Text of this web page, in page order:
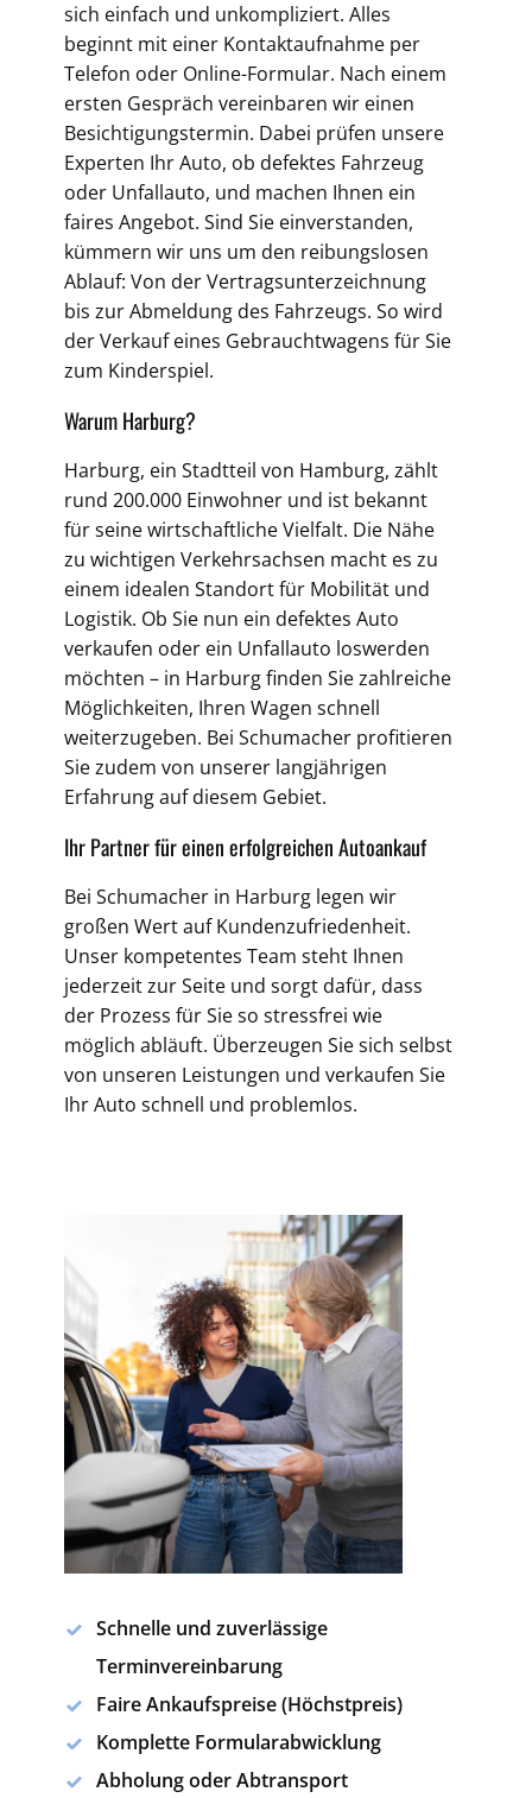
sich einfach und unkompliziert. Alles
beginnt mit einer Kontaktaufnahme per
Telefon oder Online-Formular. Nach einem
ersten Gespräch vereinbaren wir einen
Besichtigungstermin. Dabei prüfen unsere
Experten Ihr Auto, ob defektes Fahrzeug
oder Unfallauto, und machen Ihnen ein
faires Angebot. Sind Sie einverstanden,
kümmern wir uns um den reibungslosen
Ablauf: Von der Vertragsunterzeichnung
bis zur Abmeldung des Fahrzeugs. So wird
der Verkauf eines Gebrauchtwagens für Sie
zum Kinderspiel.
Warum Harburg?
Harburg, ein Stadtteil von Hamburg, zählt
rund 200.000 Einwohner und ist bekannt
für seine wirtschaftliche Vielfalt. Die Nähe
zu wichtigen Verkehrsachsen macht es zu
einem idealen Standort für Mobilität und
Logistik. Ob Sie nun ein defektes Auto
verkaufen oder ein Unfallauto loswerden
möchten – in Harburg finden Sie zahlreiche
Möglichkeiten, Ihren Wagen schnell
weiterzugeben. Bei Schumacher profitieren
Sie zudem von unserer langjährigen
Erfahrung auf diesem Gebiet.
Ihr Partner für einen erfolgreichen Autoankauf
Bei Schumacher in Harburg legen wir
großen Wert auf Kundenzufriedenheit.
Unser kompetentes Team steht Ihnen
jederzeit zur Seite und sorgt dafür, dass
der Prozess für Sie so stressfrei wie
möglich abläuft. Überzeugen Sie sich selbst
von unseren Leistungen und verkaufen Sie
Ihr Auto schnell und problemlos.
Schnelle und zuverlässige
Terminvereinbarung
Faire Ankaufspreise (Höchstpreis)
Komplette Formularabwicklung
Abholung oder Abtransport